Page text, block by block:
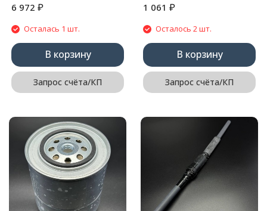
6 972 ₽
Осталась 1 шт.
В корзину
Запрос счёта/КП
1 061 ₽
Осталось 2 шт.
В корзину
Запрос счёта/КП